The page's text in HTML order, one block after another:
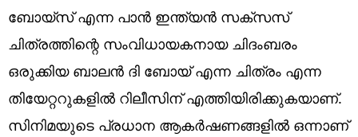
world
Technology
Religion
Web Story
ബോയ്‌സ് എന്ന പാന്‍ ഇന്ത്യന്‍ സക്‌സസ്
ചിത്രത്തിന്റെ സംവിധായകനായ ചിദംബരം
ഒരുക്കിയ ബാലന്‍ ദി ബോയ് എന്ന ചിത്രം എന്ന
തിയേറ്ററുകളില്‍ റിലീസിന് എത്തിയിരിക്കുകയാണ്.
സിനിമയുടെ പ്രധാന ആകര്‍ഷണങ്ങളില്‍ ഒന്നാണ്